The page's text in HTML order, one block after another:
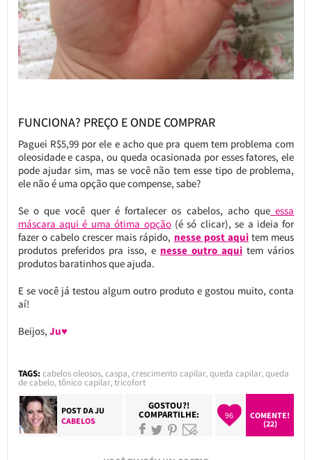
FUNCIONA? PREÇO E ONDE COMPRAR
Paguei R$5,99 por ele e acho que pra quem tem problema com
oleosidade e caspa, ou queda ocasionada por esses fatores, ele
pode ajudar sim, mas se você não tem esse tipo de problema,
ele não é uma opção que compense, sabe?
Se o que você quer é fortalecer os cabelos, acho que essa
máscara aqui é uma ótima opção(é só clicar), se a ideia for
fazer o cabelo crescer mais rápido, nesse post aqui tem meus
produtos preferidos pra isso, e nesse outro aqui tem vários
produtos baratinhos que ajuda.
E se você já testou algum outro produto e gostou muito, conta
aí!
Beijos, Ju♥
TAGS: cabelos oleosos,caspa,crescimento capilar,queda capilar,queda
de cabelo,tônico capilar,tricofort
POST DAJU
CABELOS
GOSTOU?!
COMPARTILHE: 96
COMENTE!
(22)